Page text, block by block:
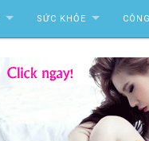
SỨC KHỎE